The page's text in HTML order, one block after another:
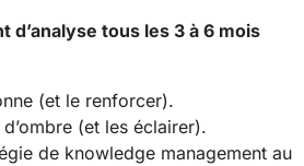
d’analyse tous les 3 à 6 mois
(et le renforcer).
(et les éclairer).
de knowledge management au